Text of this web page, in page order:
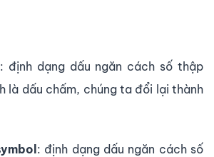
: định dạng dấu ngăn cách số thập
là dấu chấm, chúng ta đổi lại thành
: định dạng dấu ngăn cách số